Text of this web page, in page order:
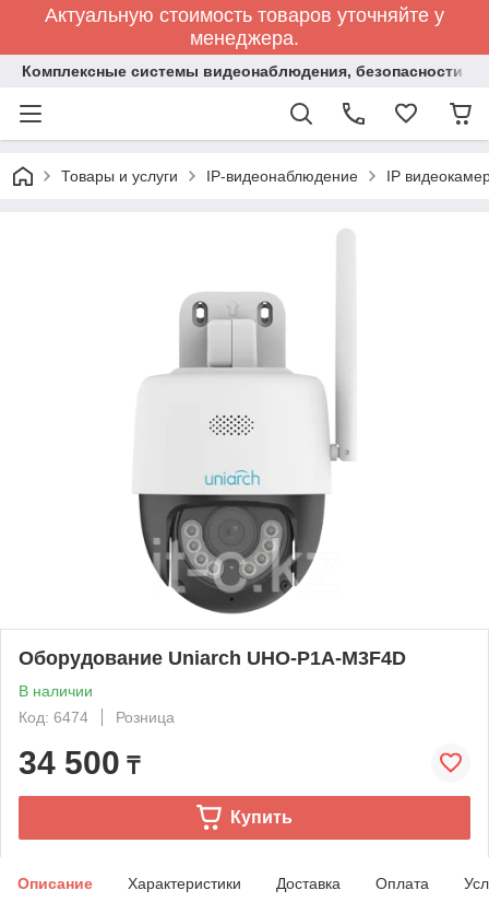
Актуальную стоимость товаров уточняйте у
менеджера.
Комплексные системы видеонаблюдения, безопасности и
Товары и услуги IP-видеонаблюдение IP
Оборудование Uniarch UHO-P1A-M3F4D
В наличии
Код: 6474
Розница
34 500 ₸
Купить
Описание Характеристики Доставка Оплата